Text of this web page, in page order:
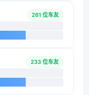
261 位车友
233 位车友